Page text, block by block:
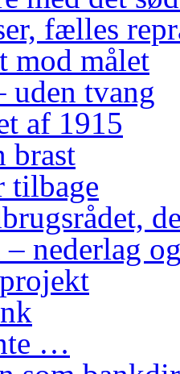
fælles
mod målet
uden tvang
af 1915
brast
tilbage
nederlag
…